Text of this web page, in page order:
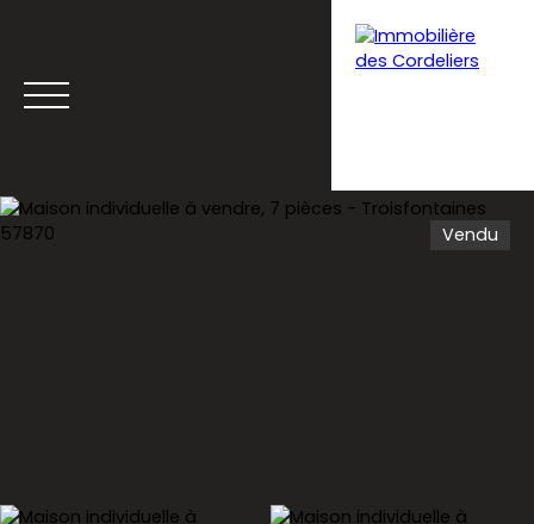
Vendu